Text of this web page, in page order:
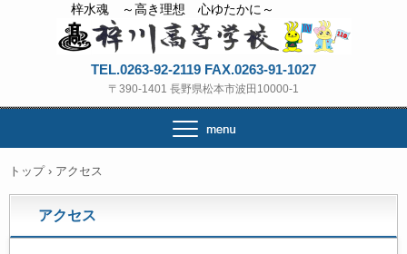
梓水魂 ～高き理想 心ゆたかに～
TEL.0263-92-2119 FAX.0263-91-1027
〒390-1401 長野県松本市波田10000-1
トップ › アクセス
アクセス